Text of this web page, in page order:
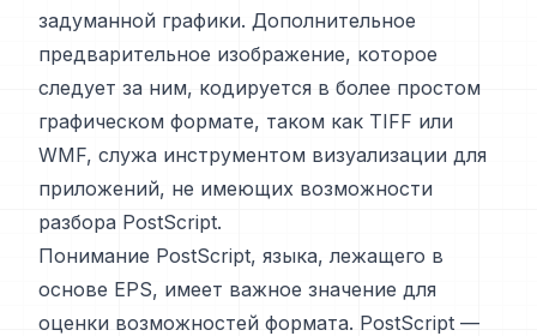
задуманной графики. Дополнительное
предварительное изображение, которое
следует за ним, кодируется в более простом
графическом формате, таком как TIFF или
WMF, служа инструментом визуализации для
приложений, не имеющих возможности
разбора PostScript.
Понимание PostScript, языка, лежащего в
основе EPS, имеет важное значение для
оценки возможностей формата. PostScript —